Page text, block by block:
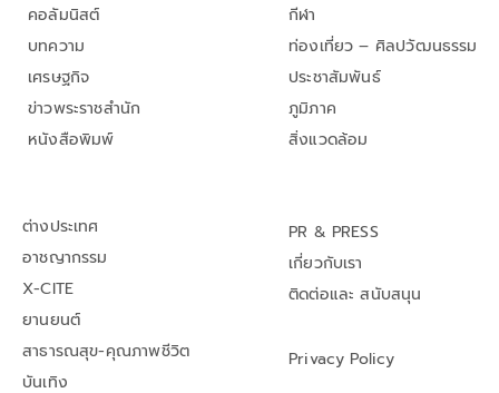
คอลัมนิสต์
บทความ
เศรษฐกิจ
ข่าวพระราชสำนัก
หนังสือพิมพ์
กีฬา
ท่องเที่ยว – ศิลปวัฒนธรรม
ประชาสัมพันธ์
ภูมิภาค
สิ่งแวดล้อม
ต่างประเทศ
อาชญากรรม
X-CITE
ยานยนต์
สาธารณสุข-คุณภาพชีวิต
บันเทิง
PR & PRESS
เกี่ยวกับเรา
ติดต่อและ สนับสนุน
Privacy Policy